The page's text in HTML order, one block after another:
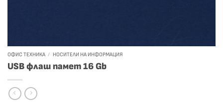
ОФИС ТЕХНИКА / НОСИТЕЛИ НА ИНФОРМАЦИЯ
USB флаш памет 16 Gb